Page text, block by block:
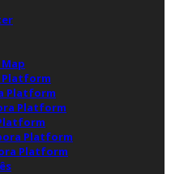
Platform
Platform
Platform
Platform
Platform